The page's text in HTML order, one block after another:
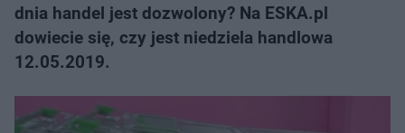
dnia handel jest dozwolony? Na ESKA.pl
dowiecie się, czy jest niedziela handlowa
12.05.2019.